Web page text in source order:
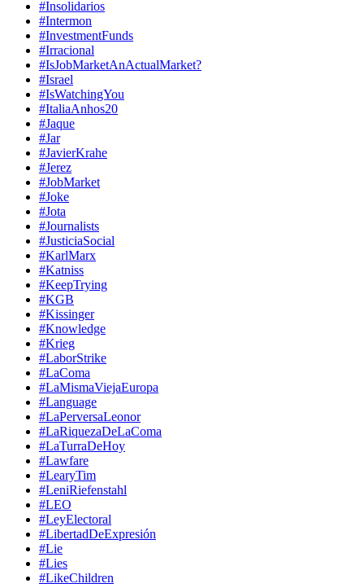
#Insolidarios
#Intermon
#InvestmentFunds
#Irracional
#IsJobMarketAnActualMarket?
#Israel
#IsWatchingYou
#ItaliaAnhos20
#Jaque
#Jar
#JavierKrahe
#Jerez
#JobMarket
#Joke
#Jota
#Journalists
#JusticiaSocial
#KarlMarx
#Katniss
#KeepTrying
#KGB
#Kissinger
#Knowledge
#Krieg
#LaborStrike
#LaComa
#LaMismaViejaEuropa
#Language
#LaPerversaLeonor
#LaRiquezaDeLaComa
#LaTurraDeHoy
#Lawfare
#LearyTim
#LeniRiefenstahl
#LEO
#LeyElectoral
#LibertadDeExpresión
#Lie
#Lies
#LikeChildren